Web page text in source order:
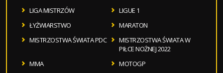
LIGA MISTRZÓW
LIGUE 1
ŁYŻWIARSTWO
MARATON
MISTRZOSTWA ŚWIATA PDC
MISTRZOSTWA ŚWIATA W
PIŁCE NOŻNEJ 2022
MMA
MOTOGP